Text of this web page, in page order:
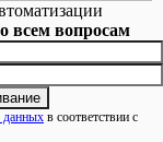
всем вопросам
данных в соответствии с